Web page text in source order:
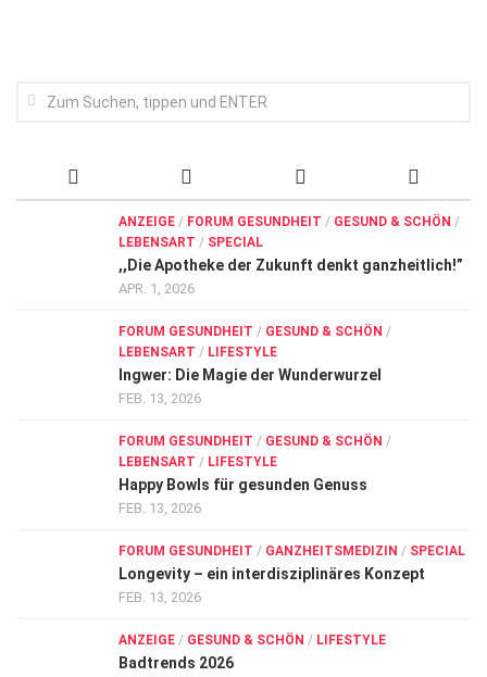
Hören
ANZEIGE / FORUM GESUNDHEIT / GESUND & SCHÖN /
LEBENSART / SPECIAL
,,Die Apotheke der Zukunft denkt ganzheitlich!”
APR. 1, 2026
FORUM GESUNDHEIT / GESUND & SCHÖN /
LEBENSART / LIFESTYLE
Ingwer: Die Magie der Wunderwurzel
FEB. 13, 2026
FORUM GESUNDHEIT / GESUND & SCHÖN /
LEBENSART / LIFESTYLE
Happy Bowls für gesunden Genuss
FEB. 13, 2026
FORUM GESUNDHEIT / GANZHEITSMEDIZIN / SPECIAL
Longevity – ein interdisziplinäres Konzept
FEB. 13, 2026
ANZEIGE / GESUND & SCHÖN / LIFESTYLE
Badtrends 2026